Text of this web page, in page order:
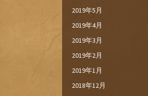
2019年5月
2019年4月
2019年3月
2019年2月
2019年1月
2018年12月